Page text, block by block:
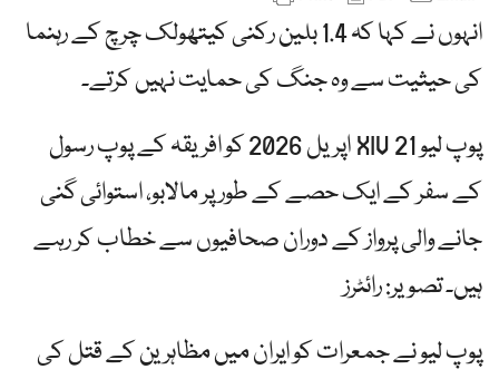
انہوں نے کہا کہ 1.4 بلین رکنی کیتھولک چرچ کے رہنما
کی حیثیت سے وہ جنگ کی حمایت نہیں کرتے۔
پوپ لیو XIV 21 اپریل 2026 کو افریقہ کے پوپ رسول
کے سفر کے ایک حصے کے طور پر مالابو، استوائی گنی
جانے والی پرواز کے دوران صحافیوں سے خطاب کر رہے
ہیں۔ تصویر: رائٹرز
پوپ لیو نے جمعرات کو ایران میں مظاہرین کے قتل کی